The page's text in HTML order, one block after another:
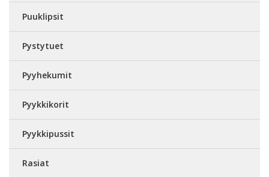
Puuklipsit
Pystytuet
Pyyhekumit
Pyykkikorit
Pyykkipussit
Rasiat